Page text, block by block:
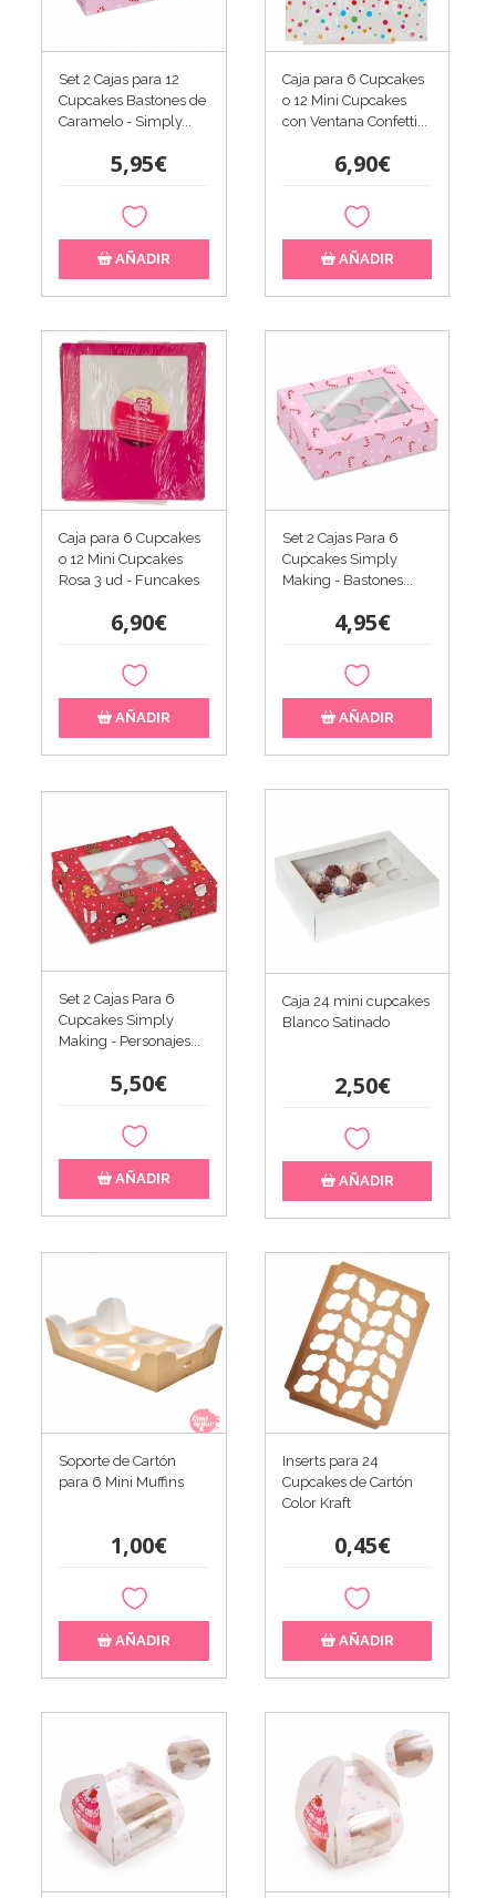
Set 2 Cajas para 12
Cupcakes Bastones de
Caramelo - Simply...
5,95€
AÑADIR
Caja para 6 Cupcakes
o 12 Mini Cupcakes
con Ventana Confetti...
6,90€
AÑADIR
Caja para 6 Cupcakes
o 12 Mini Cupcakes
Rosa 3 ud - Funcakes
6,90€
AÑADIR
Set 2 Cajas Para 6
Cupcakes Simply
Making - Bastones...
4,95€
AÑADIR
Set 2 Cajas Para 6
Cupcakes Simply
Making - Personajes...
5,50€
AÑADIR
Caja 24 mini cupcakes
Blanco Satinado
2,50€
AÑADIR
Soporte de Cartón
para 6 Mini Muffins
1,00€
AÑADIR
Inserts para 24
Cupcakes de Cartón
Color Kraft
0,45€
AÑADIR